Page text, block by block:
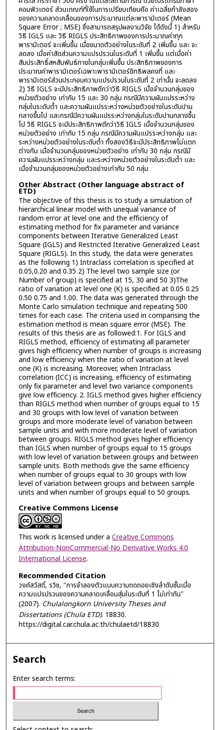
คอมพิวเตอร์ ส่วนเกณฑ์ที่ใช้ในการเปรียบเทียบคือ ค่าเฉลี่ยกำลังสอง
ของความคลาดเคลื่อนของการประมาณแต่ละพารามิเตอร์ (Mean
Square Error ; MSE) ซึ่งสามารถสรุปผลงานวิจัย ได้ดังนี้ 1) สำหรับ
วิธี IGLS และ วิธี RIGLS ประสิทธิภาพของการประมาณค่าทุก
พารามิเตอร์ จะเพิ่มขึ้น เมื่อขนาดตัวอย่างในระดับที่ 2 เพิ่มขึ้น และ จะ
ลดลง เมื่อค่าสัดส่วนความแปรปรวนในระดับที่ 1 เพิ่มขึ้น แต่เมื่อค่า
สัมประสิทธิ์สหสัมพันธ์ภายในกลุ่มเพิ่มขึ้น ประสิทธิภาพของการ
ประมาณค่าพารามิเตอร์เฉพาะพารามิเตอร์อิทธิพลคงที่ และ
พารามิเตอร์ส่วนประกอบความแปรปรวนในระดับที่ 2 เท่านั้น จะลดลง
2) วิธี IGLS จะมีประสิทธิภาพดีกว่าวิธี RIGLS เมื่อจำนวนกลุ่มของ
หน่วยตัวอย่าง เท่ากับ 15 และ 30 กลุ่ม กรณีมีความผันแปรระหว่าง
กลุ่มในระดับต่ำ และความผันแปรระหว่างหน่วยตัวอย่างในระดับปาน
กลางขึ้นไป และกรณีมีความผันแปรระหว่างกลุ่มในระดับปานกลางขึ้น
ไป วิธี RIGLS จะมีประสิทธิภาพดีกว่าวิธี IGLS เมื่อจำนวนกลุ่มของ
หน่วยตัวอย่าง เท่ากับ 15 กลุ่ม กรณีมีความผันแปรระหว่างกลุ่ม และ
ระหว่างหน่วยตัวอย่างในระดับต่ำ ทั้งสองวิธีจะมีประสิทธิภาพไม่แตก
ต่างกัน เมื่อจำนวนกลุ่มของหน่วยตัวอย่าง เท่ากับ 30 กลุ่ม กรณีมี
ความผันแปรระหว่างกลุ่ม และระหว่างหน่วยตัวอย่างในระดับต่ำ และ
เมื่อจำนวนกลุ่มของหน่วยตัวอย่างเท่ากับ 50 กลุ่ม
Other Abstract (Other language abstract of
ETD)
The objective of this thesis is to study a simulation of
hierarchical linear model with unequal variance of
random error at level one and the efficiency of
estimating method for fix parameter and variance
components between Iterative Generalized Least
Square (IGLS) and Restricted Iterative Generalized Least
Square (RIGLS). In this study, the data were generates
as the following 1) Intraclass correlation is specified at
0.05,0.20 and 0.35 2) The level two sample size (or
Number of group) is specified at 15, 30 and 50 3)The
ratio of variation at level one (K) is specified at 0.05 0.25
0.50 0.75 and 1.00. The data was generated through the
Monte Carlo simulation technique and repeating 500
times for each case. The criteria used in comparising the
estimation method is mean square error (MSE). The
results of this thesis are as followed:1. For IGLS and
RIGLS method, efficiency of estimating all parameter
gives high efficiency when number of groups is increasing
and low efficiency when the ratio of variation at level
one (K) is increasing. Moreover, when Intraclass
correlation (ICC) is increasing, efficiency of estimating
only fix parameter and level two variance components
give low efficiency. 2. IGLS method gives higher efficiency
than RIGLS method when number of groups equal to 15
and 30 groups with low level of variation between
groups and more moderate level of variation between
sample units and with more moderate level of variation
between groups. RIGLS method gives higher efficiency
than IGLS when number of groups equal to 15 groups
with low level of variation between groups and between
sample units. Both methods give the same efficiency
when number of groups equal to 30 groups with low
level of variation between groups and between sample
units and when number of groups equal to 50 groups.
Creative Commons License
This work is licensed under a Creative Commons
Attribution-NonCommercial-No Derivative Works 4.0
International License.
Recommended Citation
วงศ์สวัสดิ์, รวิช, "การจำลองตัวแบบความถดถอยเชิงลำดับชั้นเมื่อ
ความแปรปรวนของความคลาดเคลื่อนสุ่มในระดับที่ 1 ไม่เท่ากัน"
(2007). Chulalongkorn University Theses and
Dissertations (Chula ETD). 18830.
https://digital.car.chula.ac.th/chulaetd/18830
Search
Enter search terms: